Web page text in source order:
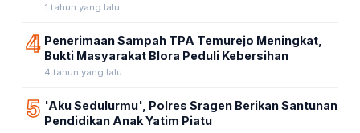
1 tahun yang lalu
4 Penerimaan Sampah TPA Temurejo Meningkat,
Bukti Masyarakat Blora Peduli Kebersihan
4 tahun yang lalu
5 'Aku Sedulurmu', Polres Sragen Berikan Santunan
Pendidikan Anak Yatim Piatu